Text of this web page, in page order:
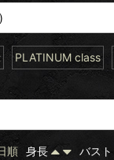
PLATINUM class
順 身長 バスト